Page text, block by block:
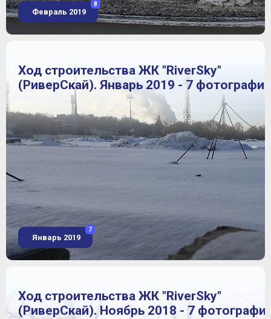
Февраль 2019
8
Ход строительства ЖК "RiverSky"
(РиверСкай). Январь 2019 - 7 фотографий
Январь 2019
7
Ход строительства ЖК "RiverSky"
(РиверСкай). Ноябрь 2018 - 7